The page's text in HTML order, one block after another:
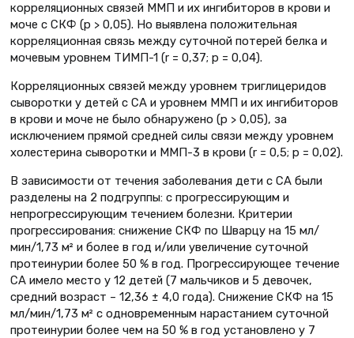
корреляционных связей ММП и их ингибиторов в крови и
моче с СКФ (р > 0,05). Но выявлена положительная
корреляционная связь между суточной потерей белка и
мочевым уровнем ТИМП-1 (r = 0,37; p = 0,04).
Корреляционных связей между уровнем триглицеридов
сыворотки у детей с СА и уровнем ММП и их ингибиторов
в крови и моче не было обнаружено (р > 0,05), за
исключением прямой средней силы связи между уровнем
холестерина сыворотки и ММП-3 в крови (r = 0,5; p = 0,02).
В зависимости от течения заболевания дети с СА были
разделены на 2 подгруппы: с прогрессирующим и
непрогрессирующим течением болезни. Критерии
прогрессирования: снижение СКФ по Шварцу на 15 мл/
мин/1,73 м² и более в год и/или увеличение суточной
протеинурии более 50 % в год. Прогрессирующее течение
СА имело место у 12 детей (7 мальчиков и 5 девочек,
средний возраст – 12,36 ± 4,0 года). Снижение СКФ на 15
мл/мин/1,73 м² с одновременным нарастанием суточной
протеинурии более чем на 50 % в год установлено у 7